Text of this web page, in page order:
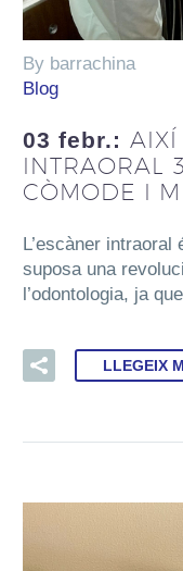
By barrachina
Blog
03 febr.: AIXÍ
INTRAORAL
CÒMODE I
L’escàner
suposa una
l’odontologia, ja
LLEGEIX